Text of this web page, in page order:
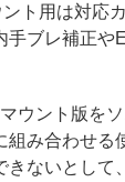
ト用は対応
手ブレ補正や
ウント版を
組み合わせる
きないとして